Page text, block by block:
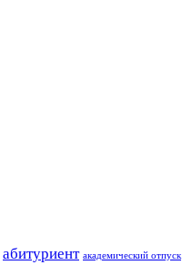
абитуриент академический отпуск